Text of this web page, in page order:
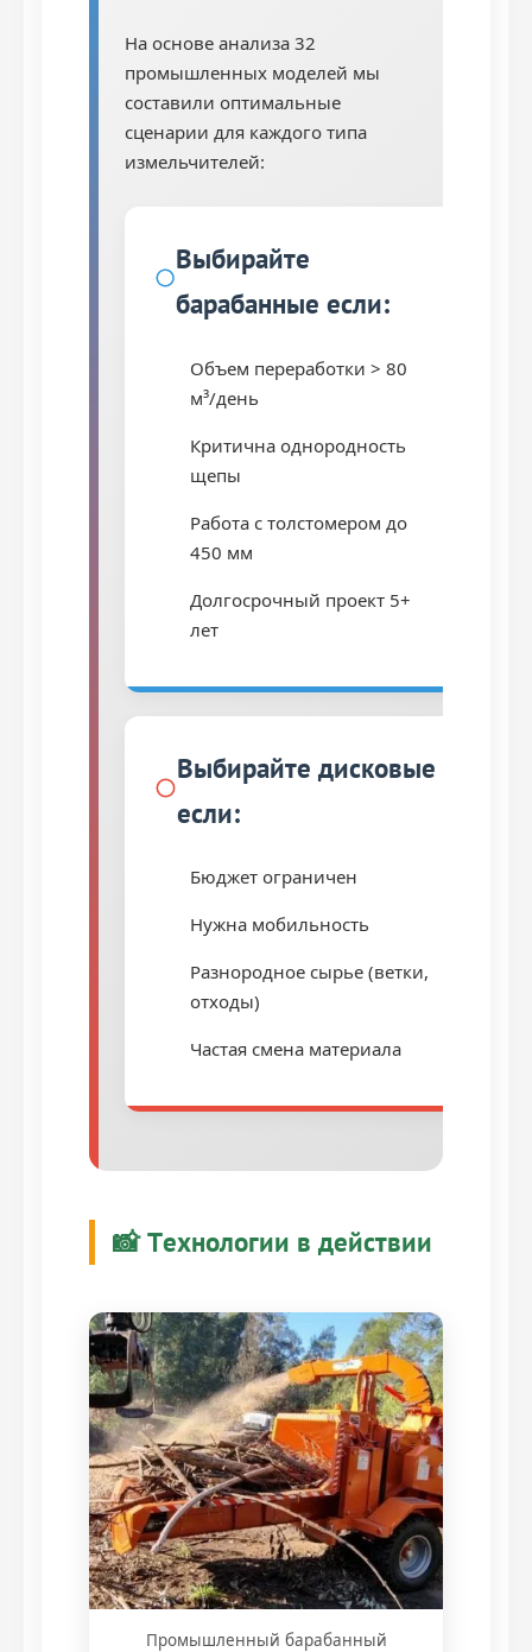
На основе анализа 32
промышленных моделей мы
составили оптимальные
сценарии для каждого типа
измельчителей:
Выбирайте
барабанные если:
Объем переработки > 80
м³/день
Критична однородность
щепы
Работа с толстомером до
450 мм
Долгосрочный проект 5+
лет
Выбирайте дисковые
если:
Бюджет ограничен
Нужна мобильность
Разнородное сырье (ветки,
отходы)
Частая смена материала
📸 Технологии в действии
Промышленный барабанный